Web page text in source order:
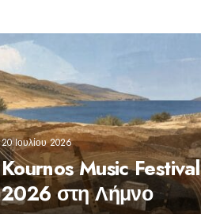
20 Ιουλίου 2026
Kournos Music Festival
2026 στη Λήμνο